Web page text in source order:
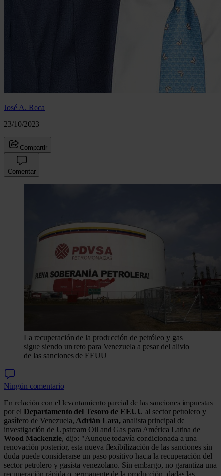
José A. Roca
23/10/2023
Compartir
Comentar
La recuperación de la producción de petróleo y gas
sigue siendo un reto para Venezuela a pesar del alivio
de las sanciones de EEUU
Ningún comentario
En relación con el levantamiento parcial de las sanciones impuestas
por el Departamento del Tesoro de EEUU al sector petrolero y
gasífero de Venezuela, Adrián Lara, analista principal de
investigación de Upstream Oil and Gas para América Latina de
Wood Mackenzie, dijo: "Aunque todavía condicionada a una
renovación posterior, esta nueva flexibilización de las sanciones sin
duda puede considerarse un paso positivo hacia la recuperación del
sector petrolero y gasista venezolano. Sin embargo, no garantiza una
recuperación rápida o permanente de la producción, dadas las